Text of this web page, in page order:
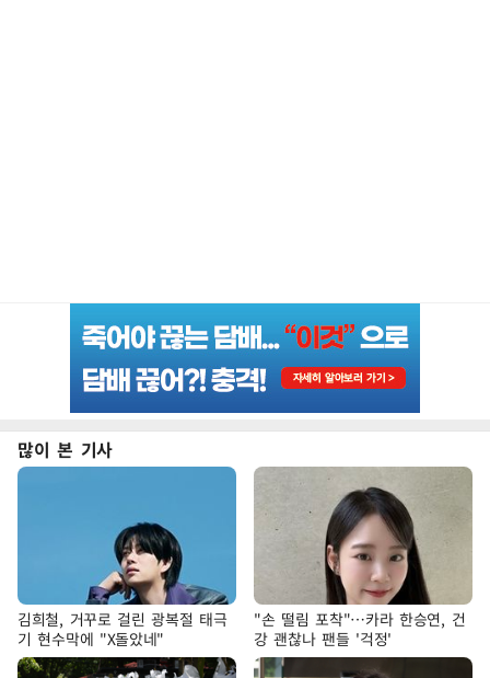
많이 본 기사
김희철, 거꾸로 걸린 광복절 태극
기 현수막에 "X돌았네"
"손 떨림 포착"…카라 한승연, 건
강 괜찮나 팬들 '걱정'